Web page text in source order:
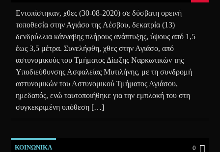
Εντοπίστηκαν, χθες (30-08-2020) σε δύσβατη ορεινή
τοποθεσία στην Αγιάσο της Λέσβου, δεκατρία (13)
δενδρύλλια κάνναβης πλήρους ανάπτυξης, ύψους από 1,5
έως 3,5 μέτρα. Συνελήφθη, χθες στην Αγιάσο, από
αστυνομικούς του Τμήματος Δίωξης Ναρκωτικών της
Υποδιεύθυνσης Ασφαλείας Μυτιλήνης, με τη συνδρομή
αστυνομικών του Αστυνομικού Τμήματος Αγιάσου,
ημεδαπός, ενώ ταυτοποιήθηκε για την εμπλοκή του στη
συγκεκριμένη υπόθεση […]
ΚΟΙΝΩΝΙΚΑ 0